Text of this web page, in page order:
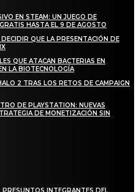
EN STEAM: UN JUEGO DE
HASTA EL 9 DE AGOSTO
QUE LA PRESENTACIÓN DE
QUE ATACAN BACTERIAS EN
LA BIOTECNOLOGÍA
2 TRAS LOS RETOS DE CAMPAIGN
DE PLAYSTATION: NUEVAS
DE MONETIZACIÓN SIN